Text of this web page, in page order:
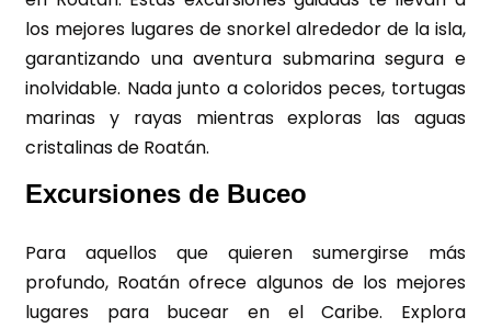
los mejores lugares de snorkel alrededor de la isla,
garantizando una aventura submarina segura e
inolvidable. Nada junto a coloridos peces, tortugas
marinas y rayas mientras exploras las aguas
cristalinas de Roatán.
Excursiones de Buceo
Para aquellos que quieren sumergirse más
profundo, Roatán ofrece algunos de los mejores
lugares para bucear en el Caribe. Explora